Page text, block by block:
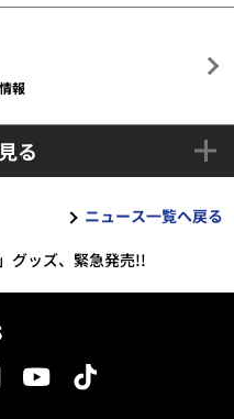
報
る
ニュース一覧へ戻る
グッズ、緊急発売!!